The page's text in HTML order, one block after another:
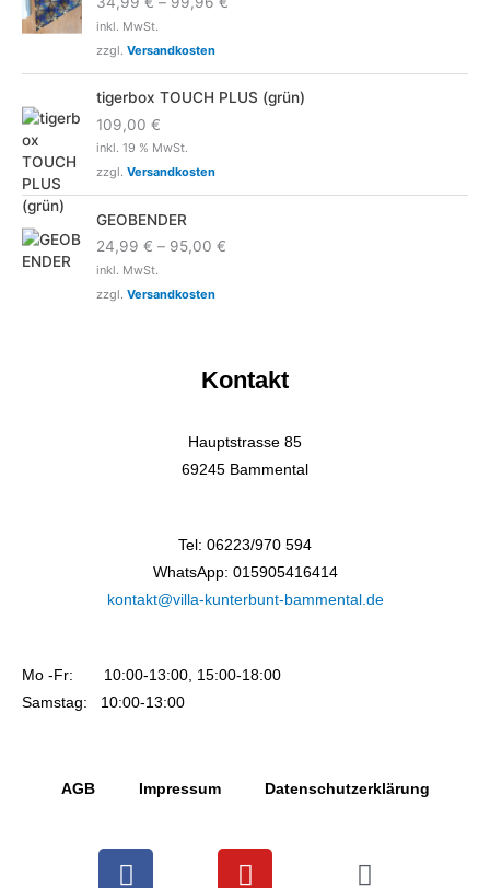
inkl. MwSt.
zzgl.Versandkosten
tigerbox TOUCH PLUS (grün)
109,00€
inkl. 19 % MwSt.
zzgl.Versandkosten
GEOBENDER
24,99€ – 95,00€
inkl. MwSt.
zzgl.Versandkosten
Kontakt
Hauptstrasse 85
69245 Bammental
Tel: 06223/970 594
WhatsApp: 015905416414
kontakt@villa-kunterbunt-bammental.de
Mo -Fr: 10:00-13:00, 15:00-18:00
Samstag: 10:00-13:00
AGB Impressum Datenschutzerklärung
F
a
Y
o
n